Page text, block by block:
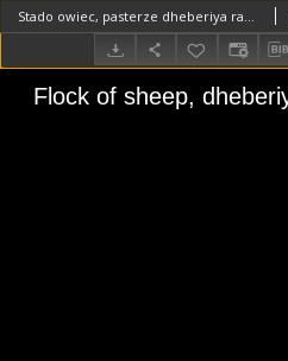
Stado owiec, pasterze dheberiya rabari (Dokument ikonograficzny)